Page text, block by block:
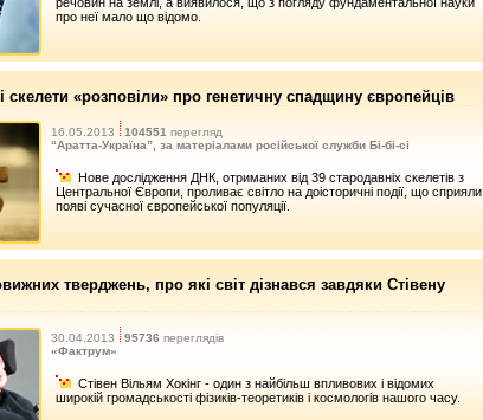
про неї мало що відомо.
скелети «розповіли» про генетичну спадщину європейців
16.05.2013 104551 перегляд
“Аратта-Україна”, за матеріалами російської служби Бі-бі-сі
Нове дослідження ДНК, отриманих від 39 стародавніх скелетів з
Центральної Європи, проливає світло на доісторичні події, що сприяли
появі сучасної європейської популяції.
тверджень, про які світ дізнався завдяки Стівену
30.04.2013 95736 переглядів
«Фактрум»
Стівен Вільям Хокінг - один з найбільш впливових і відомих
широкій громадськості фізиків-теоретиків і космологів нашого часу.